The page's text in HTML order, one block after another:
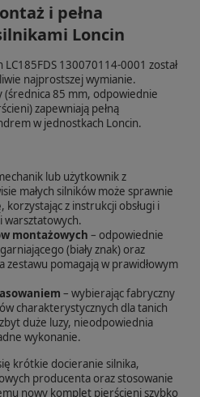
i pełna
Loncin
130070114‑0001 został
najprostszej wymianie.
85 mm, odpowiednie
zapewniają pełną
w jednostkach Loncin.
lub użytkownik z
małych silników może sprawnie
z instrukcji obsługi i
warsztatowych.
montażowych – odpowiednie
(biały znak) oraz
zestawu pomagają w prawidłowym
– wybierając fabryczny
charakterystycznych dla tanich
duże luzy, nieodpowiednia
wykonanie.
krótkie docieranie silnika,
producenta oraz stosowanie
nowy komplet pierścieni szybko